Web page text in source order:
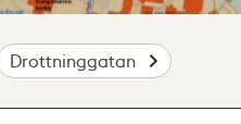
Drottninggatan